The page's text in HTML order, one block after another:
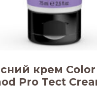
крем Color
Pro Tect